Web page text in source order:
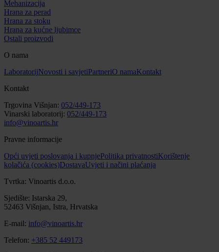
Mehanizacija
Hrana za perad
Hrana za stoku
Hrana za kućne ljubimce
Ostali proizvodi
O nama
LaboratorijNovosti i savjetiPartneriO namaKontakt
Kontakt
Trgovina Višnjan: 052/449-173
Vinarski laboratorij: 052/449-173
info@vinoartis.hr
Pravne informacije
Opći uvjeti poslovanja i kupnjePolitika privatnostiKorištenje
kolačića (cookies)DostavaUvjeti i načini plaćanja
Tvrtka: Vinoartis d.o.o.
Sjedište: Istarska 29,
52463 Višnjan, Istra, Hrvatska
E-mail: info@vinoartis.hr
Telefon: +385 52 449173